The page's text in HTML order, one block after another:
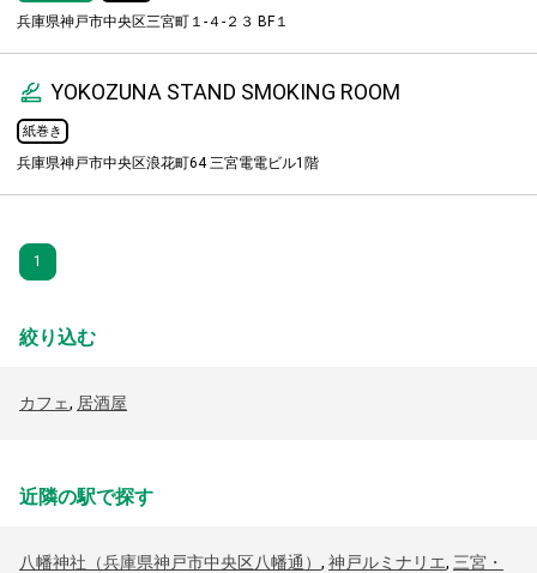
兵庫県神戸市中央区三宮町１-４-２３ BF１
YOKOZUNA STAND SMOKING ROOM
紙巻き
兵庫県神戸市中央区浪花町64 三宮電電ビル1階
1
絞り込む
カフェ, 居酒屋
近隣の駅で探す
八幡神社（兵庫県神戸市中央区八幡通） , 神戸ルミナリエ, 三宮・